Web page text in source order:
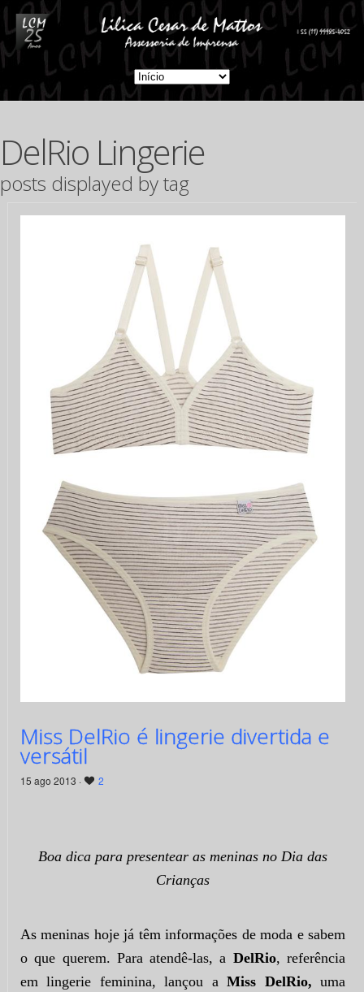
DelRio Lingerie
posts displayed by tag
Miss DelRio é lingerie divertida e
versátil
15 ago 2013 · 2
Boa dica para presentear as meninas no Dia das
Crianças
As meninas hoje já têm informações de moda e sabem
o que querem. Para atendê-las, a DelRio, referência
em lingerie feminina, lançou aMiss DelRio,uma